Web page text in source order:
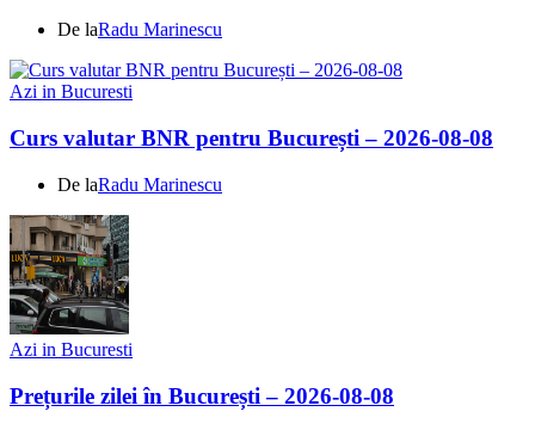
De laRadu Marinescu
Azi in Bucuresti
Curs valutar BNR pentru București – 2026-08-08
De laRadu Marinescu
Azi in Bucuresti
Prețurile zilei în București – 2026-08-08